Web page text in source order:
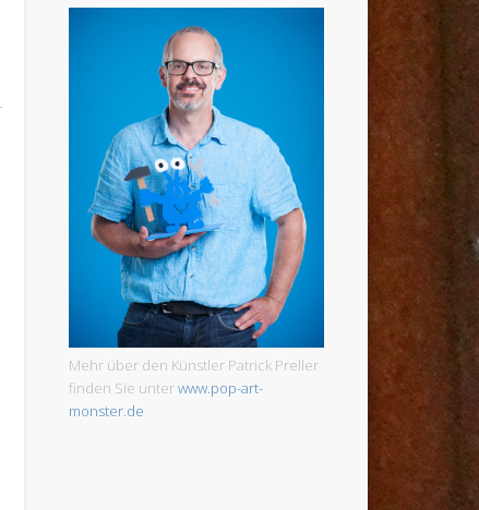
Mehr über den Künstler Patrick Preller
finden Sie unterwww.pop-art-
monster.de